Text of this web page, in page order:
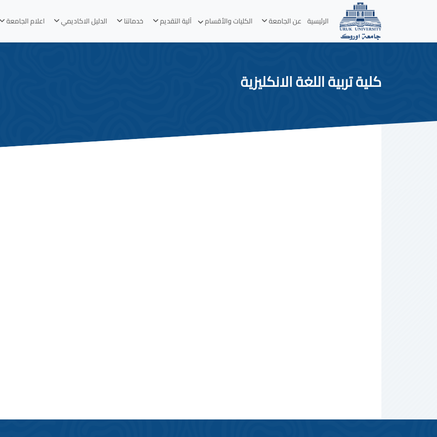
الرئيسية عن الجامعة الكليات والأقسام آلية التقديم خدماتنا الدليل الاكاديمي اعلام الجامعة
كلية تربية اللغة الانكليزية